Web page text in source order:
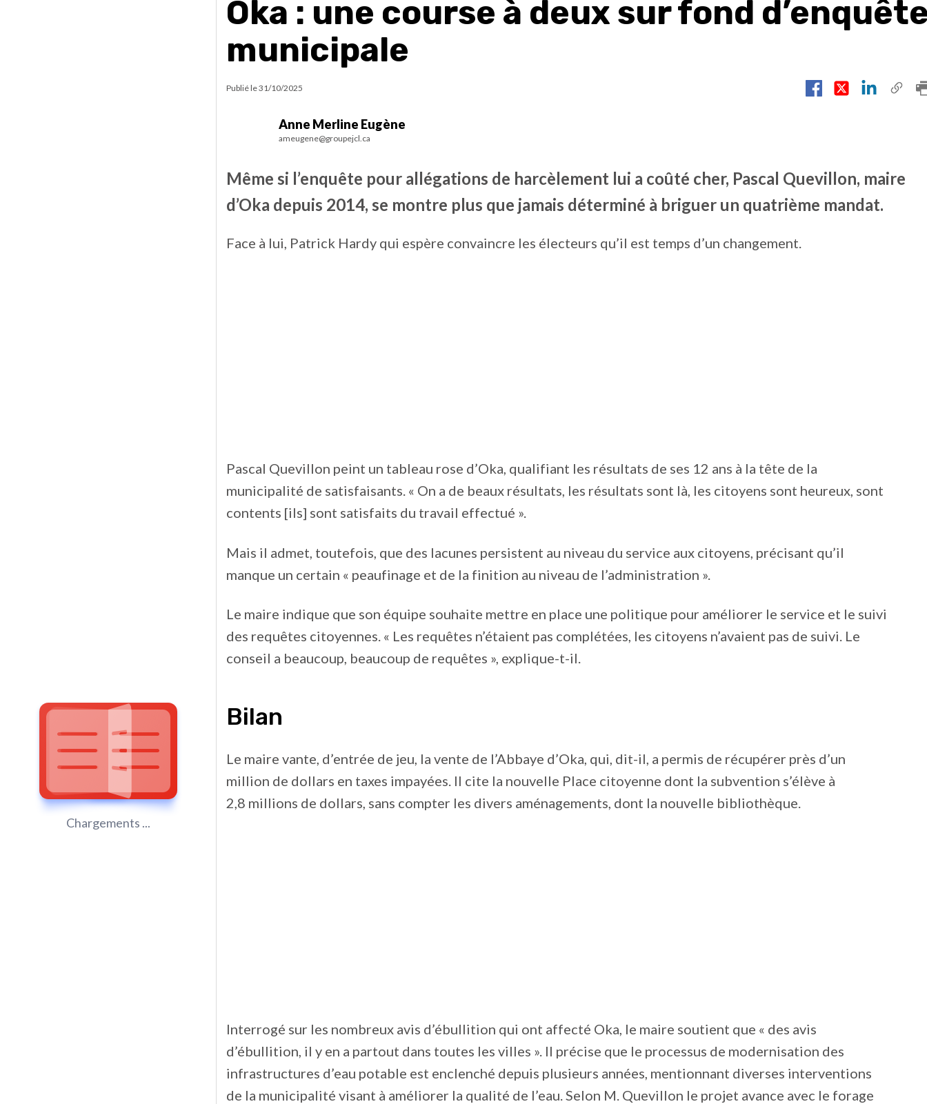
Chargements ...
Oka : une course à deux sur fond
municipale
Publié le31/10/2025
Anne Merline Eugène
ameugene@groupejcl.ca
Même si l’enquête pour allégations de harcèlement lui a coûté cher, Pascal Quevillon, maire
d’Oka depuis 2014, se montre plus que jamais déterminé à briguer un quatrième mandat.
Face à lui, Patrick Hardy qui espère convaincre les électeurs qu’il est temps d’un changement.
Pascal Quevillon peint un tableau rose d’Oka, qualifiant les résultats de ses 12 ans à la tête de la
municipalité de satisfaisants. « On a de beaux résultats, les résultats sont là, les citoyens sont heureux, sont
contents [ils] sont satisfaits du travail effectué ».
Mais il admet, toutefois, que des lacunes persistent au niveau du service aux citoyens, précisant qu’il
manque un certain « peaufinage et de la finition au niveau de l’administration ».
Le maire indique que son équipe souhaite mettre en place une politique pour améliorer le service et le suivi
des requêtes citoyennes. « Les requêtes n’étaient pas complétées, les citoyens n’avaient pas de suivi. Le
conseil a beaucoup, beaucoup de requêtes », explique-t-il.
Bilan
Le maire vante, d’entrée de jeu, la vente de l’Abbaye d’Oka, qui, dit-il, a permis de récupérer près d’un
million de dollars en taxes impayées. Il cite la nouvelle Place citoyenne dont la subvention s’élève à
2,8 millions de dollars, sans compter les divers aménagements, dont la nouvelle bibliothèque.
Interrogé sur les nombreux avis d’ébullition qui ont affecté Oka, le maire soutient que « des avis
d’ébullition, il y en a partout dans toutes les villes ». Il précise que le processus de modernisation des
infrastructures d’eau potable est enclenché depuis plusieurs années, mentionnant diverses interventions
de la municipalité visant à améliorer la qualité de l’eau. Selon M. Quevillon le projet avance avec le forage